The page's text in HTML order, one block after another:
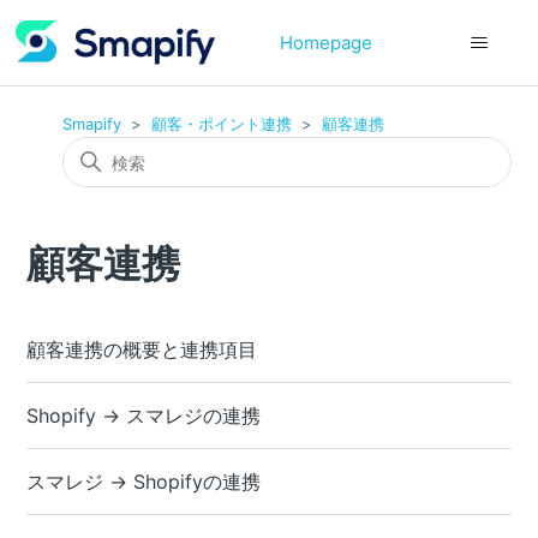
Homepage
Smapify 顧客・ポイント連携 顧客連携
顧客連携
顧客連携の概要と連携項目
Shopify → スマレジの連携
スマレジ → Shopifyの連携